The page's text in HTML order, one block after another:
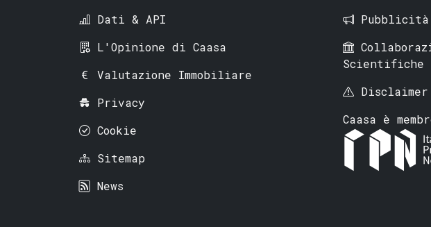
Dati & API
L'Opinione di Caasa
Valutazione Immobiliare
Privacy
Cookie
Sitemap
News
Pubblicità
Scientifiche
Disclaimer
Caasa è